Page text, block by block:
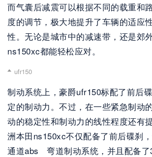
而气囊后减震可以根据不同的载重和
度的调节，极大地提升了车辆的适应
性。无论是城市中的减速带，还是郊
ns150xc都能轻松应对。
ufr150
制动系统上，豪爵ufr150标配了前后
定的制动力。不过，在一些紧急制动
动的稳定性和制动力的线性程度还有
洲本田ns150xc不仅配备了前后碟刹
通道abs   弯道制动系统，并且配备